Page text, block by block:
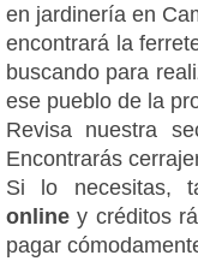
en jardinería en
encontrará la
buscando para
ese pueblo de la
Revisa nuestra
Encontrarás
Si lo necesitas,
onliney créditos
pagar